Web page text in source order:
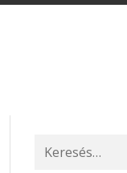
Search
for: